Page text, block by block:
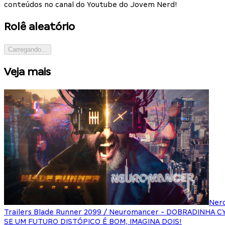
conteúdos no canal do Youtube do Jovem Nerd!
Rolê aleatório
Carregando...
Veja mais
Trailers Blade Runner 2099 / Neuromancer - DOBRADINHA
SE UM FUTURO DISTÓPICO É BOM, IMAGINA DOIS!